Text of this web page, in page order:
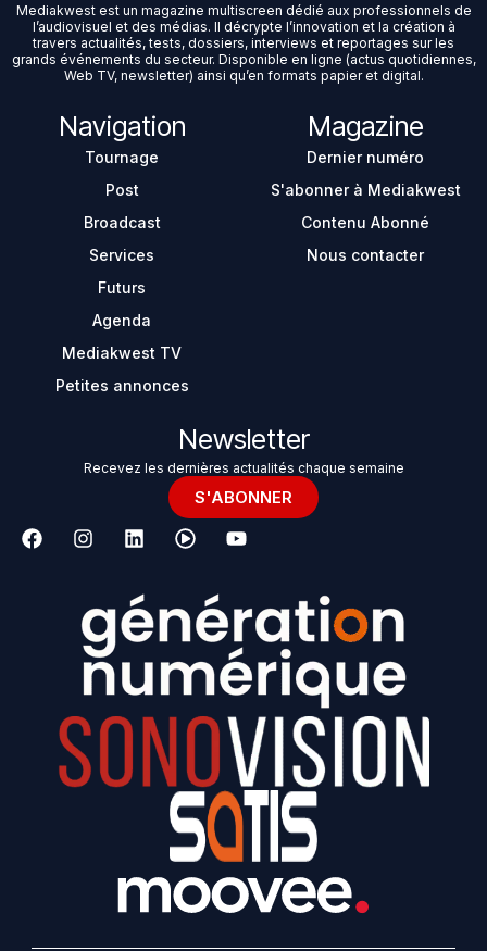
Mediakwest est un magazine multiscreen dédié aux professionnels de
l’audiovisuel et des médias. Il décrypte l’innovation et la création à
travers actualités, tests, dossiers, interviews et reportages sur les
grands événements du secteur. Disponible en ligne (actus quotidiennes,
Web TV, newsletter) ainsi qu’en formats papier et digital.
Navigation
Tournage
Post
Broadcast
Services
Futurs
Agenda
Mediakwest TV
Petites annonces
Magazine
Dernier numéro
S'abonner à Mediakwest
Contenu Abonné
Nous contacter
Newsletter
Recevez les dernières actualités chaque semaine
S'ABONNER